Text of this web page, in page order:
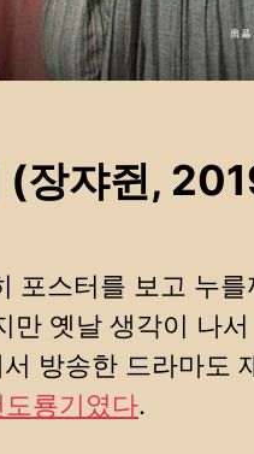
(장쟈쥔,
포스터를 보고 누
만 옛날 생각이 나
방송한 드라마도
룡기였다.